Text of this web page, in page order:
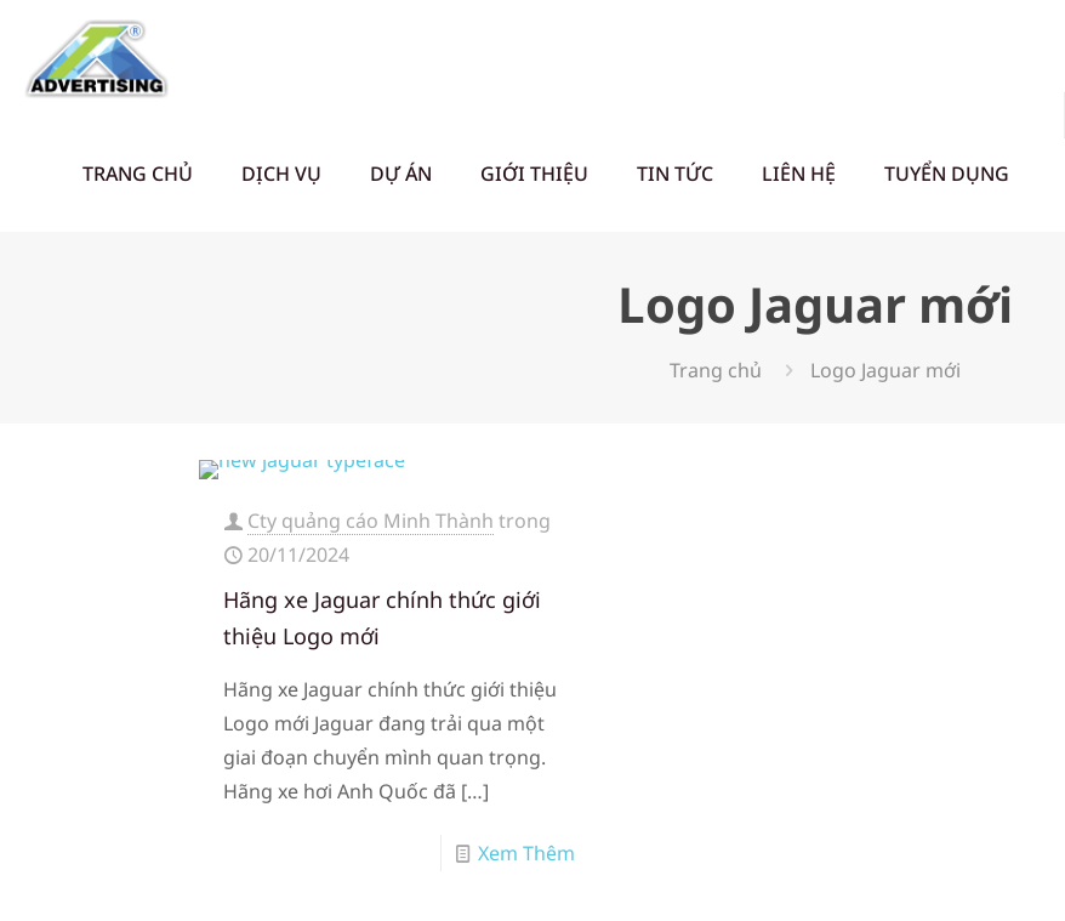
TRANG CHỦ DỊCH VỤ DỰ ÁN GIỚI THIỆU TIN TỨC LIÊN HỆ TUYỂN DỤNG
Logo Jaguar mới
Trang chủ Logo Jaguar mới
Cty quảng cáo Minh Thành trong
20/11/2024
Hãng xe Jaguar chính thức giới
thiệu Logo mới
Hãng xe Jaguar chính thức giới thiệu
Logo mới Jaguar đang trải qua một
giai đoạn chuyển mình quan trọng.
Hãng xe hơi Anh Quốc đã […]
Xem Thêm